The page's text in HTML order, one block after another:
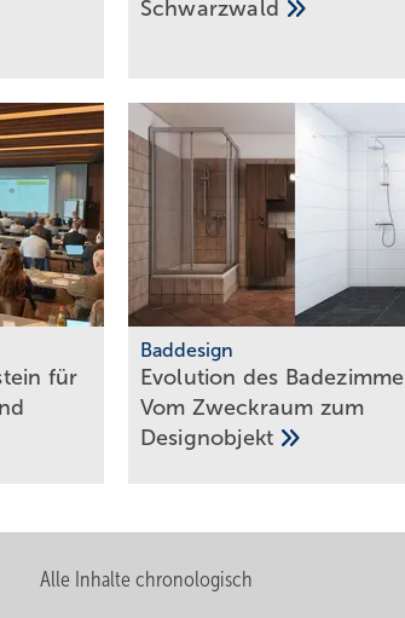
Schwarz­wald
für
Baddesign
Evolution des
Vom Zweck­raum zum
De­sign­ob­jekt
Alle Inhalte chronologisch